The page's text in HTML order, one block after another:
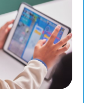
下さい。
説明致します。